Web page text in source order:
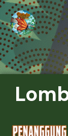
Lewati
ke
konten